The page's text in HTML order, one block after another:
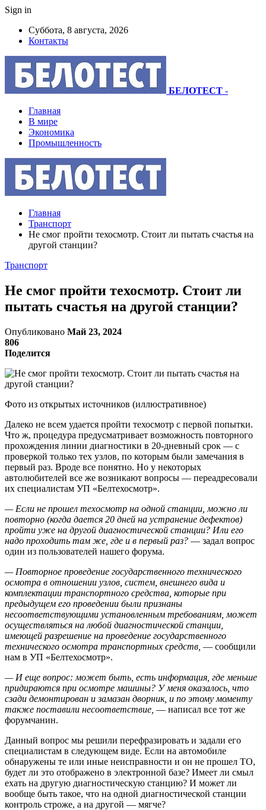
Sign in
Суббота, 8 августа, 2026
Контакты
БЕЛОТЕСТ -
Главная
В мире
Экономика
Промышленность
Главная
Транспорт
Не смог пройти техосмотр. Стоит ли пытать счастья на
другой станции?
Транспорт
Не смог пройти техосмотр. Стоит ли
пытать счастья на другой станции?
Опубликовано Май 23, 2024
806
Поделится
Фото из открытых источников (иллюстративное)
Далеко не всем удается пройти техосмотр с первой попытки.
Что ж, процедура предусматривает возможность повторного
прохождения линии диагностики в 20-дневный срок — с
проверкой только тех узлов, по которым были замечания в
первый раз. Вроде все понятно. Но у некоторых
автолюбителей все же возникают вопросы — переадресовали
их специалистам УП «Белтехосмотр».
— Если не прошел техосмотр на одной станции, можно ли
повторно (когда дается 20 дней на устранение дефектов)
пройти уже на другой диагностической станции? Или его
надо проходить там же, где и в первый раз? — задал вопрос
один из пользователей нашего форума.
— Повторное проведение государственного технического
осмотра в отношении узлов, систем, внешнего вида и
комплектации транспортного средства, которые при
предыдущем его проведении были признаны
несоответствующими установленным требованиям, может
осуществляться на любой диагностической станции,
имеющей разрешение на проведение государственного
технического осмотра транспортных средств, — сообщили
нам в УП «Белтехосмотр».
— И еще вопрос: может быть, есть информация, где меньше
придираются при осмотре машины? У меня оказалось, что
сзади демонтирован и замазан дворник, и по этому моменту
также поставили несоответствие, — написал все тот же
форумчанин.
Данный вопрос мы решили перефразировать и задали его
специалистам в следующем виде. Если на автомобиле
обнаружены те или иные неисправности и он не прошел ТО,
будет ли это отображено в электронной базе? Имеет ли смыл
ехать на другую диагностическую станцию? И может ли
вообще быть такое, что на одной диагностической станции
контроль строже, а на другой — мягче?